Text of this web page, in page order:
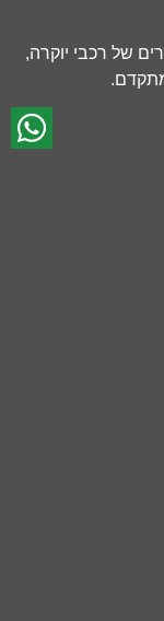
של רכבי יוקרה,